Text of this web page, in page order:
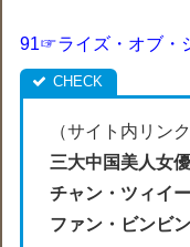
91☞ライズ・オブ・
（サイト内リンク
三大中国美人女
チャン・ツィイ
ファン・ビンビ